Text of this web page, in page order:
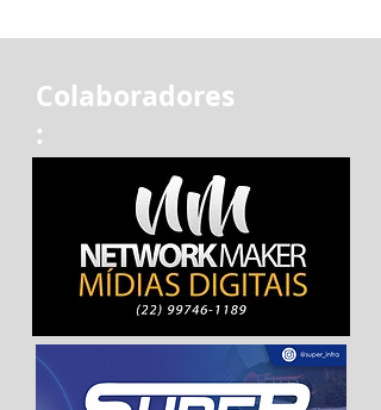
Colaboradores
: